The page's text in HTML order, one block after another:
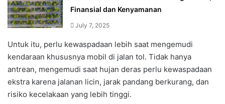
Finansial dan Kenyamanan
July 7, 2025
Untuk itu, perlu kewaspadaan lebih saat mengemudi
kendaraan khususnya mobil di jalan tol. Tidak hanya
antrean, mengemudi saat hujan deras perlu kewaspadaan
ekstra karena jalanan licin, jarak pandang berkurang, dan
risiko kecelakaan yang lebih tinggi.